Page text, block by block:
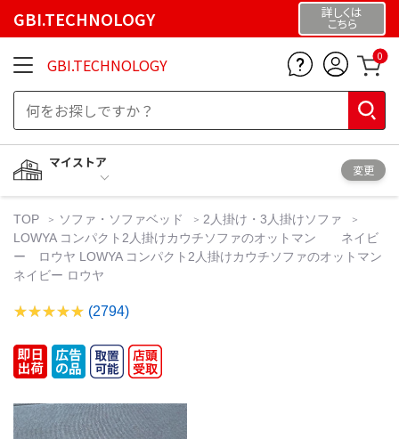
GBI.TECHNOLOGY 詳しくは
こちら
GBI.TECHNOLOGY 0
マイストア
変更
TOP ソファ・ソファベッド
2人掛け・3人掛けソファ
LOWYA コンパクト2人掛けカウチソファのオットマン ネイビ
ー ロウヤ LOWYA コンパクト2人掛けカウチソファのオットマン
ネイビー ロウヤ
(2794)